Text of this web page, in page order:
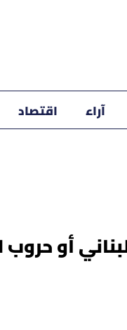
آراء اقتصاد
أو